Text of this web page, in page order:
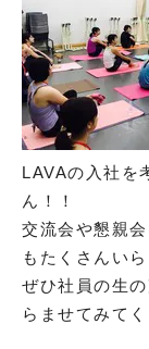
LAVAの入社を
ん！！
交流会や懇親
もたくさんい
ぜひ社員の生
らませてみてく